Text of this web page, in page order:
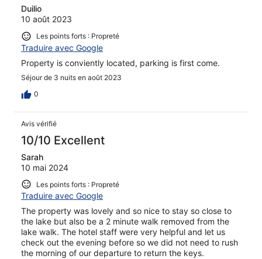
Duilio
10 août 2023
Les points forts : Propreté
Traduire avec Google
Property is conviently located, parking is first come.
Séjour de 3 nuits en août 2023
0
Avis vérifié
10/10 Excellent
Sarah
10 mai 2024
Les points forts : Propreté
Traduire avec Google
The property was lovely and so nice to stay so close to
the lake but also be a 2 minute walk removed from the
lake walk. The hotel staff were very helpful and let us
check out the evening before so we did not need to rush
the morning of our departure to return the keys.